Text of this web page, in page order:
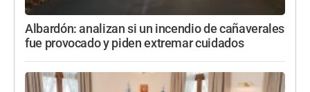
Albardón: analizan si un incendio de cañaverales
fue provocado y piden extremar cuidados